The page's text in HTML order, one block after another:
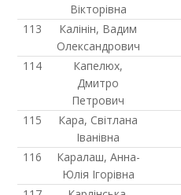
Вікторівна
Калінін, Вадим
Олександрович
Капелюх,
Дмитро
Петрович
Кара, Світлана
Іванівна
Каралаш, Анна-
Юлія Ігорівна